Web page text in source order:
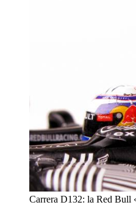
Carrera D132: la Red Bull